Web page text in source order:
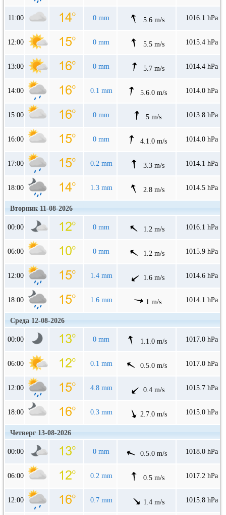
11:00 0 mm 5.6 m/s 1016.1 hPa
12:00 0 mm 5.5 m/s 1015.4 hPa
13:00 0 mm 5.7 m/s 1014.4 hPa
14:00 0.1 mm 5.6.0 m/s 1014.0 hPa
15:00 0 mm 5 m/s 1013.8 hPa
16:00 0 mm 4.1.0 m/s 1014.0 hPa
17:00 0.2 mm 3.3 m/s 1014.1 hPa
18:00 1.3 mm 2.8 m/s 1014.5 hPa
Вторник 11-08-2026
00:00 0 mm 1.2 m/s 1016.1 hPa
06:00 0 mm 1.2 m/s 1015.9 hPa
12:00 1.4 mm 1.6 m/s 1014.6 hPa
18:00 1.6 mm 1 m/s 1014.1 hPa
Среда 12-08-2026
00:00 0 mm 1.1.0 m/s 1017.0 hPa
06:00 0.1 mm 0.5.0 m/s 1017.0 hPa
12:00 4.8 mm 0.4 m/s 1015.7 hPa
18:00 0.3 mm 2.7.0 m/s 1015.0 hPa
Четверг 13-08-2026
00:00 0 mm 0.5.0 m/s 1018.0 hPa
06:00 0.2 mm 0.5 m/s 1017.2 hPa
12:00 0.7 mm 1.4 m/s 1015.8 hPa